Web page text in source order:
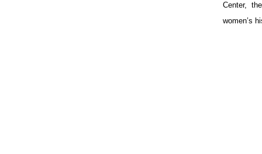
Center,
women’s